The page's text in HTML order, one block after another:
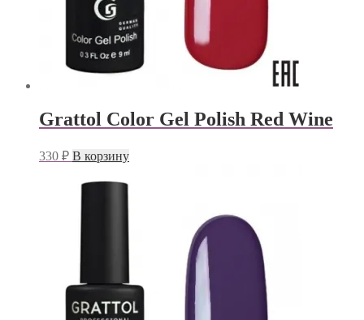
Grattol Color Gel Polish Red Wine
330 ₽ В корзину